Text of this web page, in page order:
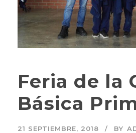
Feria de la
Básica
21 SEPTIEMBRE, 2018 BY